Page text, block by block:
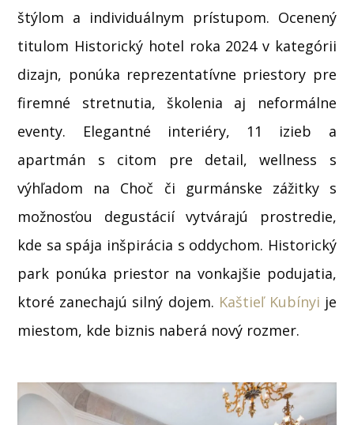
štýlom a individuálnym prístupom. Ocenený
titulom Historický hotel roka 2024 v kategórii
dizajn, ponúka reprezentatívne priestory pre
firemné stretnutia, školenia aj neformálne
eventy. Elegantné interiéry, 11 izieb a
apartmán s citom pre detail, wellness s
výhľadom na Choč či gurmánske zážitky s
možnosťou degustácií vytvárajú prostredie,
kde sa spája inšpirácia s oddychom. Historický
park ponúka priestor na vonkajšie podujatia,
ktoré zanechajú silný dojem. Kaštieľ Kubínyi je
miestom, kde biznis naberá nový rozmer.